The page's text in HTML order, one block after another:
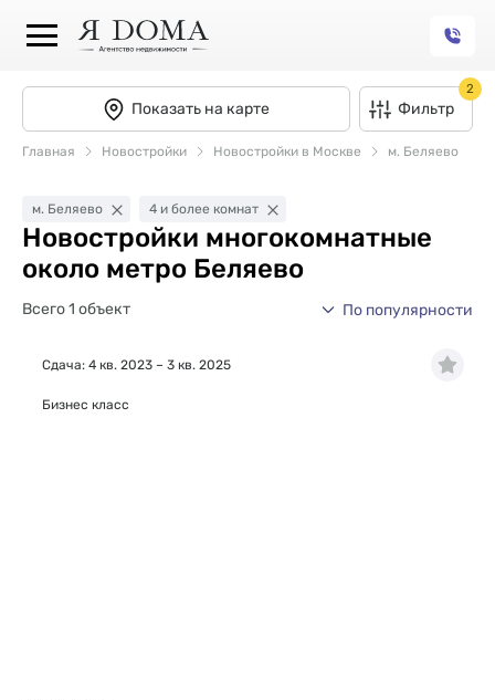
Показать на карте Фильтр
2
Главная Новостройки Новостройки в Москве м. Беляево
м. Беляево 4 и более комнат
Новостройки многокомнатные
около метро Беляево
Всего 1 объект По популярности
Сдача: 4 кв. 2023 – 3 кв. 2025
Бизнес класс